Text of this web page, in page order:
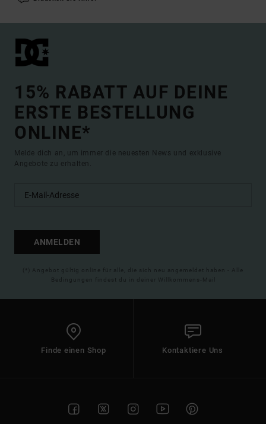
15% RABATT AUF DEINE
ERSTE BESTELLUNG
ONLINE*
Melde dich an, um immer die neuesten News und exklusive
Angebote zu erhalten.
ANMELDEN
(*) Angebot gültig online für alle, die sich neu angemeldet haben - Alle
Bedingungen findest du in deiner Willkommens-Mail
Finde einen Shop Kontaktiere Uns